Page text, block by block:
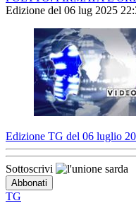
Edizione del 06 lug 2025
Edizione TG del 06 luglio
Sottoscrivi
TG